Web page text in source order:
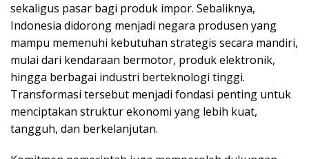
sekaligus pasar bagi produk impor. Sebaliknya,
Indonesia didorong menjadi negara produsen yang
mampu memenuhi kebutuhan strategis secara mandiri,
mulai dari kendaraan bermotor, produk elektronik,
hingga berbagai industri berteknologi tinggi.
Transformasi tersebut menjadi fondasi penting untuk
menciptakan struktur ekonomi yang lebih kuat,
tangguh, dan berkelanjutan.